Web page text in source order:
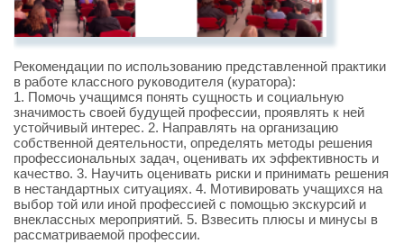
Рекомендации по использованию представленной практики
в работе классного руководителя (куратора):
1. Помочь учащимся понять сущность и социальную
значимость своей будущей профессии, проявлять к ней
устойчивый интерес. 2. Направлять на организацию
собственной деятельности, определять методы решения
профессиональных задач, оценивать их эффективность и
качество. 3. Научить оценивать риски и принимать решения
в нестандартных ситуациях. 4. Мотивировать учащихся на
выбор той или иной профессией с помощью экскурсий и
внеклассных мероприятий. 5. Взвесить плюсы и минусы в
рассматриваемой профессии.